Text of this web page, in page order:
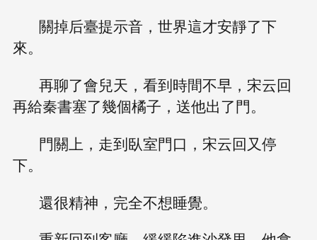
關掉后臺提示音，世界這才安靜了下
來。
再聊了會兒天，看到時間不早，宋云回
再給秦書塞了幾個橘子，送他出了門。
門關上，走到臥室門口，宋云回又停
下。
還很精神，完全不想睡覺。